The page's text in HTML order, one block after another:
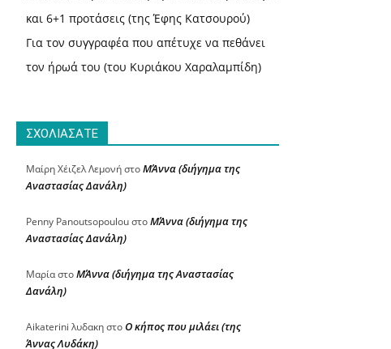
και 6+1 προτάσεις (της Έφης Κατσουρού)
Για τον συγγραφέα που απέτυχε να πεθάνει
τον ήρωά του (του Κυριάκου Χαραλαμπίδη)
ΣΧΟΛΙΑΣΑΤΕ
Μαίρη Χέιζελ ΛεμονήστοΜΆννα (διήγημα της
Αναστασίας Δανάλη)
Penny PanoutsopoulouστοΜΆννα (διήγημα της
Αναστασίας Δανάλη)
ΜαρίαστοΜΆννα (διήγημα της Αναστασίας
Δανάλη)
Aikaterini λυδακηστοΟ κήπος που μιλάει (της
Άννας Λυδάκη)